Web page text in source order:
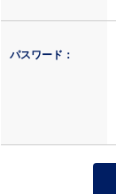
パスワード：